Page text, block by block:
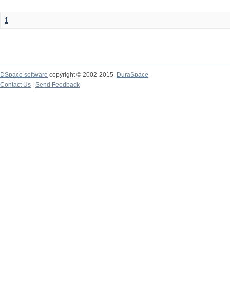
1
DSpace software copyright © 2002-2015
DuraSpace
Contact Us
Send Feedback